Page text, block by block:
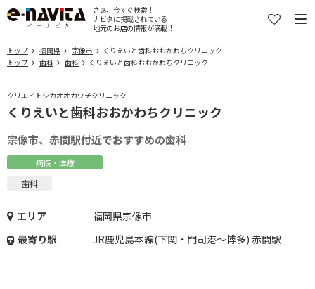
さぁ、今すぐ検索！
ナビタに掲載されている
地元のお店の情報が満載！
トップ 福岡県 宗像市
くりえいと歯科おおかわちクリニック
トップ
歯科 歯科 くりえいと歯科おおかわちクリニック
クリエイトシカオオカワチクリニック
くりえいと歯科おおかわちクリニック
宗像市、赤間駅付近でおすすめの歯科
病院・医療
歯科
エリア
福岡県宗像市
最寄り駅
JR鹿児島本線(下関・門司港～博多) 赤間駅